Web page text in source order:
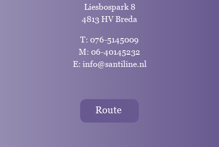
Liesbospark 8
4813 HV Breda
T: 076-5145009
M: 06-40145232
E: info@santiline.nl
Route